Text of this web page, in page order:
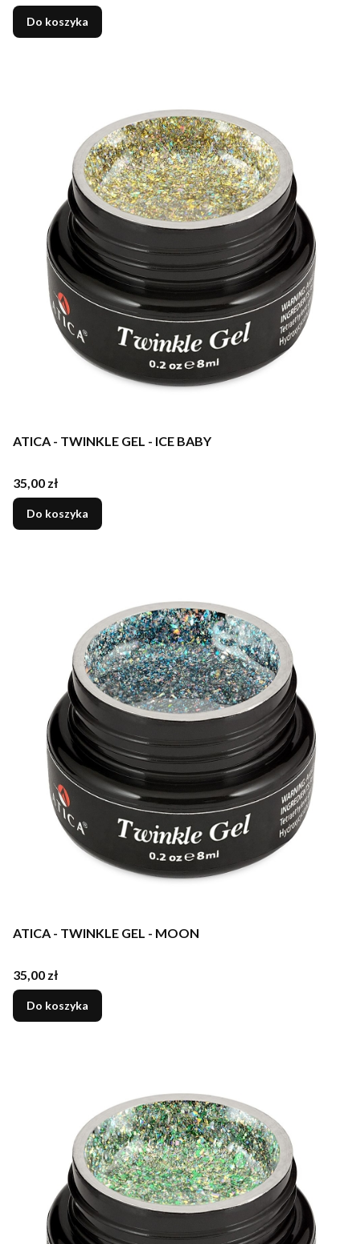
Do koszyka
ATICA - TWINKLE GEL - ICE BABY
Cena
35,00 zł
Do koszyka
ATICA - TWINKLE GEL - MOON
Cena
35,00 zł
Do koszyka